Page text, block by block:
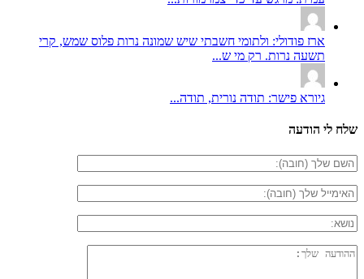
ארז פודולי: ולתומי חשבתי שיש שמונה נרות פלוס שמש, קרי
תשעה נרות. רק מי ש...
גיורא פישר: תודה נורית, תודה...
שלח לי הודעה